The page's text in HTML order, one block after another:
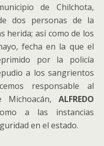
de Chilchota,
dos personas de la
herida; así como de los
fecha en la que el
por la policía
a los sangrientos
responsable al
ALFREDO
a las instancias
en el estado.